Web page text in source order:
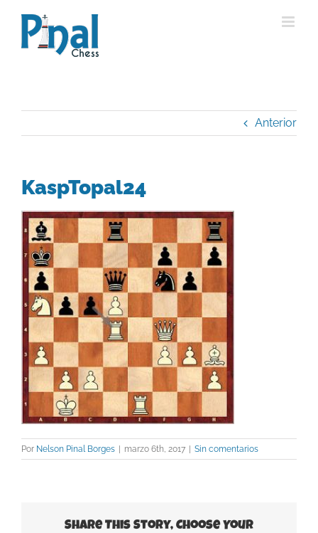
contenido
Anterior
KaspTopal24
Por Nelson Pinal Borges | marzo 6th, 2017 | Sin comentarios
Share This Story, Choose Your